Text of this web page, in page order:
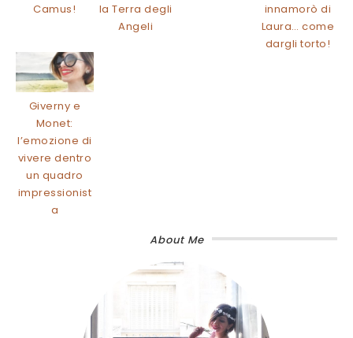
Camus!
la Terra degli
Angeli
innamorò di
Laura… come
dargli torto!
Giverny e
Monet:
l’emozione di
vivere dentro
un quadro
impressionist
a
About Me